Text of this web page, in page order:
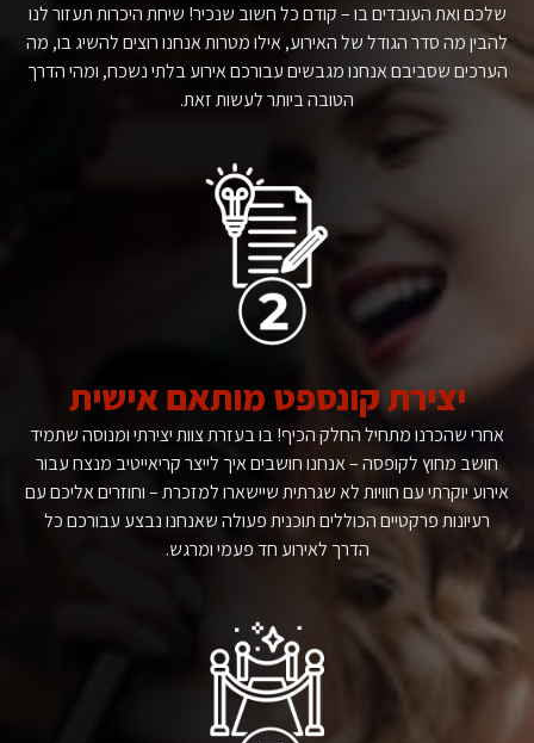
שלכם ואת העובדים בו – קודם כל חשוב שנכיר! שיחת היכרות תעזור לנו
להבין מה סדר הגודל של האירוע, אילו מטרות אנחנו רוצים להשיג בו, מה
הערכים שסביבם אנחנו מגבשים עבורכם אירוע בלתי נשכח, ומהי הדרך
הטובה ביותר לעשות זאת.
יצירת קונספט מותאם אישית
אחרי שהכרנו מתחיל החלק הכיף! בו בעזרת צוות יצירתי ומנוסה שתמיד
חושב מחוץ לקופסה – אנחנו חושבים איך לייצר קריאייטיב מנצח עבור
אירוע יוקרתי עם חוויות לא שגרתית שיישארו למזכרת – וחוזרים אליכם עם
רעיונות פרקטיים הכוללים תוכנית פעולה שאנחנו נבצע עבורכם כל
הדרך לאירוע חד פעמי ומרגש.